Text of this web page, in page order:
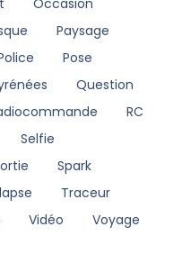
Occasion
Paysage
Pose
Question
RC
Selfie
Spark
Traceur
Vidéo
Voyage